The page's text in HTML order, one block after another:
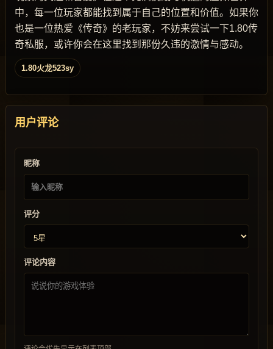
中，每一位玩家都能找到属于自己的位置和价值。如果你
也是一位热爱《传奇》的老玩家，不妨来尝试一下1.80传
奇私服，或许你会在这里找到那份久违的激情与感动。
1.80火龙523sy
用户评论
昵称
评分
评论内容